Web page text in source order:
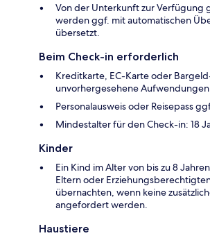
Von der Unterkunft zur Verfügung
werden ggf. mit automatischen
übersetzt.
Beim Check-in erforderlich
Kreditkarte, EC-Karte oder
unvorhergesehene Aufwendungen
Personalausweis oder Reisepass
Mindestalter für den Check-in: 18
Kinder
Ein Kind im Alter von bis zu 8
Eltern oder
übernachten, wenn keine
angefordert werden.
Haustiere